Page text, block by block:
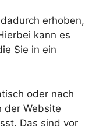
erhoben,
kann es
Sie in ein
oder nach
der Website
Das sind vor